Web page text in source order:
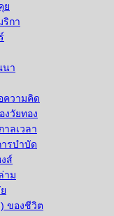
ย
ริกา
นา
ความคิด
งวัยทอง
าลเวลา
รบำบัด
ส์
าม
ของชีวิต